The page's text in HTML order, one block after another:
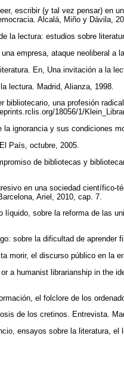
escribir (y tal vez pensar) en
Alcalá, Miño y Dávila,
la lectura: estudios sobre
empresa, ataque neoliberal a
En, Una invitación a la
lectura. Madrid, Alianza, 1998.
bibliotecario, una profesión
18056/1/
la ignorancia y sus condiciones
País, octubre, 2005.
de bibliotecas y
en una sociedad
Ariel, 2010, cap. 7.
líquido, sobre la reforma de las
sobre la dificultad de aprender
morir, el discurso público en la
a humanist librarianship in the
el folclore de los
de los cretinos. Entrevista.
ensayos sobre la literatura,